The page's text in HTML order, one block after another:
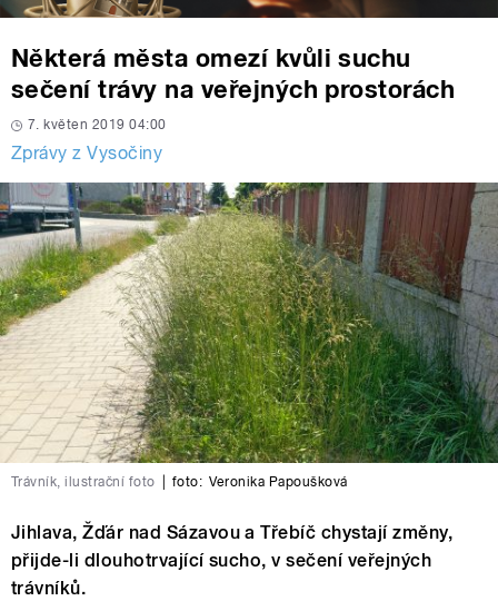
Některá města omezí kvůli suchu
sečení trávy na veřejných prostorách
7. květen 2019 04:00
Zprávy z Vysočiny
Trávník, ilustrační foto foto: Veronika Papoušková
Jihlava, Žďár nad Sázavou a Třebíč chystají změny,
přijde-li dlouhotrvající sucho, v sečení veřejných
trávníků.